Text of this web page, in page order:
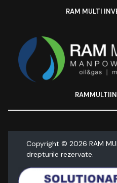
RAM MULTI
Copyright © 2026 RAM
drepturile rezervate.